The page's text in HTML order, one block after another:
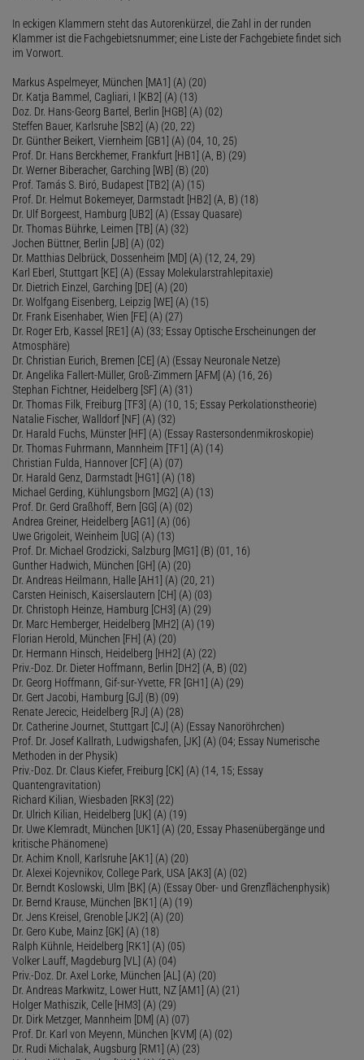
In eckigen Klammern steht das Autorenkürzel, die Zahl in der runden
Klammer ist die Fachgebietsnummer; eine Liste der Fachgebiete findet sich
im Vorwort.
Markus Aspelmeyer, München [MA1] (A) (20)
Dr. Katja Bammel, Cagliari, I [KB2] (A) (13)
Doz. Dr. Hans-Georg Bartel, Berlin [HGB] (A) (02)
Steffen Bauer, Karlsruhe [SB2] (A) (20, 22)
Dr. Günther Beikert, Viernheim [GB1] (A) (04, 10, 25)
Prof. Dr. Hans Berckhemer, Frankfurt [HB1] (A, B) (29)
Dr. Werner Biberacher, Garching [WB] (B) (20)
Prof. Tamás S. Biró, Budapest [TB2] (A) (15)
Prof. Dr. Helmut Bokemeyer, Darmstadt [HB2] (A, B) (18)
Dr. Ulf Borgeest, Hamburg [UB2] (A) (Essay Quasare)
Dr. Thomas Bührke, Leimen [TB] (A) (32)
Jochen Büttner, Berlin [JB] (A) (02)
Dr. Matthias Delbrück, Dossenheim [MD] (A) (12, 24, 29)
Karl Eberl, Stuttgart [KE] (A) (Essay Molekularstrahlepitaxie)
Dr. Dietrich Einzel, Garching [DE] (A) (20)
Dr. Wolfgang Eisenberg, Leipzig [WE] (A) (15)
Dr. Frank Eisenhaber, Wien [FE] (A) (27)
Dr. Roger Erb, Kassel [RE1] (A) (33; Essay Optische Erscheinungen der
Atmosphäre)
Dr. Christian Eurich, Bremen [CE] (A) (Essay Neuronale Netze)
Dr. Angelika Fallert-Müller, Groß-Zimmern [AFM] (A) (16, 26)
Stephan Fichtner, Heidelberg [SF] (A) (31)
Dr. Thomas Filk, Freiburg [TF3] (A) (10, 15; Essay Perkolationstheorie)
Natalie Fischer, Walldorf [NF] (A) (32)
Dr. Harald Fuchs, Münster [HF] (A) (Essay Rastersondenmikroskopie)
Dr. Thomas Fuhrmann, Mannheim [TF1] (A) (14)
Christian Fulda, Hannover [CF] (A) (07)
Dr. Harald Genz, Darmstadt [HG1] (A) (18)
Michael Gerding, Kühlungsborn [MG2] (A) (13)
Prof. Dr. Gerd Graßhoff, Bern [GG] (A) (02)
Andrea Greiner, Heidelberg [AG1] (A) (06)
Uwe Grigoleit, Weinheim [UG] (A) (13)
Prof. Dr. Michael Grodzicki, Salzburg [MG1] (B) (01, 16)
Gunther Hadwich, München [GH] (A) (20)
Dr. Andreas Heilmann, Halle [AH1] (A) (20, 21)
Carsten Heinisch, Kaiserslautern [CH] (A) (03)
Dr. Christoph Heinze, Hamburg [CH3] (A) (29)
Dr. Marc Hemberger, Heidelberg [MH2] (A) (19)
Florian Herold, München [FH] (A) (20)
Dr. Hermann Hinsch, Heidelberg [HH2] (A) (22)
Priv.-Doz. Dr. Dieter Hoffmann, Berlin [DH2] (A, B) (02)
Dr. Georg Hoffmann, Gif-sur-Yvette, FR [GH1] (A) (29)
Dr. Gert Jacobi, Hamburg [GJ] (B) (09)
Renate Jerecic, Heidelberg [RJ] (A) (28)
Dr. Catherine Journet, Stuttgart [CJ] (A) (Essay Nanoröhrchen)
Prof. Dr. Josef Kallrath, Ludwigshafen, [JK] (A) (04; Essay Numerische
Methoden in der Physik)
Priv.-Doz. Dr. Claus Kiefer, Freiburg [CK] (A) (14, 15; Essay
Quantengravitation)
Richard Kilian, Wiesbaden [RK3] (22)
Dr. Ulrich Kilian, Heidelberg [UK] (A) (19)
Dr. Uwe Klemradt, München [UK1] (A) (20, Essay Phasenübergänge und
kritische Phänomene)
Dr. Achim Knoll, Karlsruhe [AK1] (A) (20)
Dr. Alexei Kojevnikov, College Park, USA [AK3] (A) (02)
Dr. Berndt Koslowski, Ulm [BK] (A) (Essay Ober- und Grenzflächenphysik)
Dr. Bernd Krause, München [BK1] (A) (19)
Dr. Jens Kreisel, Grenoble [JK2] (A) (20)
Dr. Gero Kube, Mainz [GK] (A) (18)
Ralph Kühnle, Heidelberg [RK1] (A) (05)
Volker Lauff, Magdeburg [VL] (A) (04)
Priv.-Doz. Dr. Axel Lorke, München [AL] (A) (20)
Dr. Andreas Markwitz, Lower Hutt, NZ [AM1] (A) (21)
Holger Mathiszik, Celle [HM3] (A) (29)
Dr. Dirk Metzger, Mannheim [DM] (A) (07)
Prof. Dr. Karl von Meyenn, München [KVM] (A) (02)
Dr. Rudi Michalak, Augsburg [RM1] (A) (23)